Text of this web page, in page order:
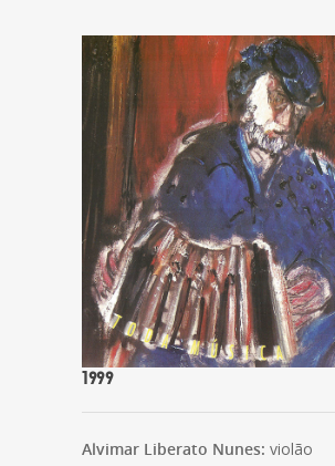
1999
Alvimar Liberato Nunes: violão